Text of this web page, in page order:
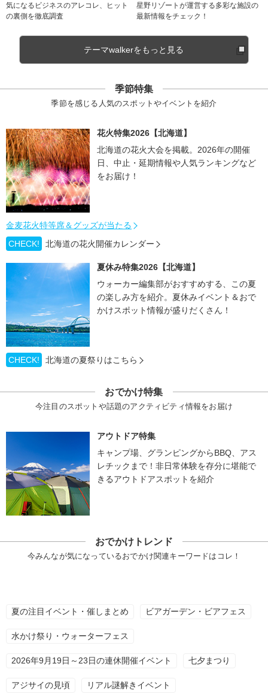
気になるビジネスのアレコレ、ヒット
の裏側を徹底調査
星野リゾートが運営する多彩な施設の
最新情報をチェック！
テーマwalkerをもっと見る
季節特集
季節を感じる人気のスポットやイベントを紹介
花火特集2026【北海道】
北海道の花火大会を掲載。2026年の開催
日、中止・延期情報や人気ランキングなど
をお届け！
金麦花火特等席＆グッズが当たる
CHECK!
北海道の花火開催カレンダー
夏休み特集2026【北海道】
ウォーカー編集部がおすすめする、この夏
の楽しみ方を紹介。夏休みイベント＆おで
かけスポット情報が盛りだくさん！
CHECK! 北海道の夏祭りはこちら
おでかけ特集
今注目のスポットや話題のアクティビティ情報をお届け
アウトドア特集
キャンプ場、グランピングからBBQ、アス
レチックまで！非日常体験を存分に堪能で
きるアウトドアスポットを紹介
おでかけトレンド
今みんなが気になっているおでかけ関連キーワードはコレ！
夏の注目イベント・催しまとめ ビアガーデン・ビアフェス
水かけ祭り・ウォーターフェス
2026年9月19日～23日の連休開催イベント 七夕まつり
アジサイの見頃 リアル謎解きイベント